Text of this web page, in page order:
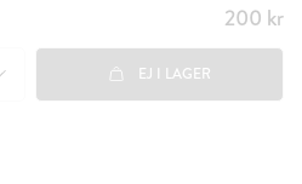
Pris:
200 kr
200 kr
EJ I LAGER